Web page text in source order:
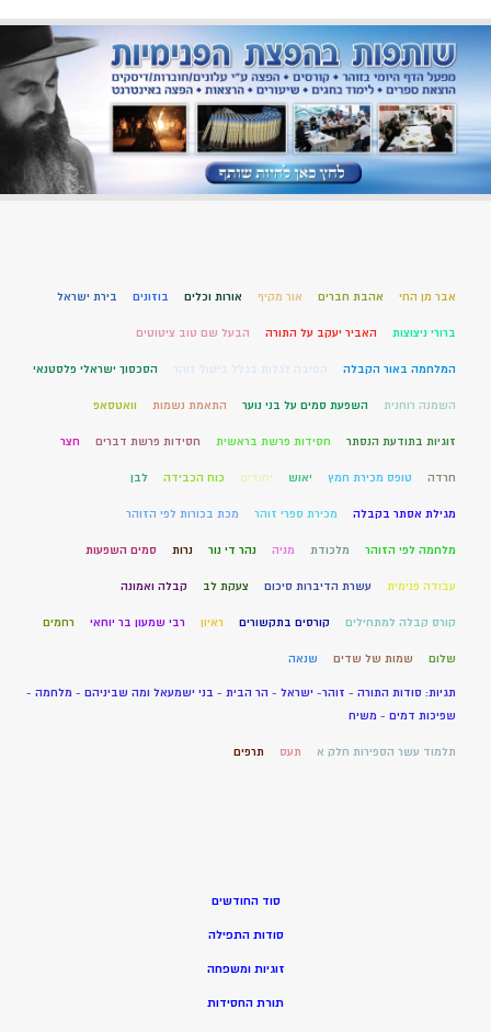
אבר מן החי אהבת חברים אור מקיף אורות וכלים בוזונים בירת ישראל
ברורי ניצוצות האביר יעקב על התורה הבעל שם טוב ציטוטים
המלחמה באור הקבלה הסיבה לגלות בגלל ביטול זוהר הסכסוך ישראלי פלסטנאי
השמנה רוחנית השפעת סמים על בני נוער התאמת נשמות וואטסאפ
זוגיות בתודעת הנסתר חסידות פרשת בראשית חסידות פרשת דברים חצר
חרדה טופס מכירת חמץ יאוש יחודים כוח הכבידה לבן
מגילת אסתר בקבלה מכירת ספרי זוהר מכת בכורות לפי הזוהר
מלחמה לפי הזוהר מלכודת מניה נהר די נור נרות סמים השפעות
עבודה פנימית עשרת הדיברות סיכום צעקת לב קבלה ואמונה
קורס קבלה למתחילים קורסים בתקשורים ראיון רבי שמעון בר יוחאי רחמים
שלום שמות של שדים שנאה
תגיות: סודות התורה - זוהר- ישראל - הר הבית - בני ישמעאל ומה שביניהם - מלחמה -
שפיכות דמים - משיח
תלמוד עשר הספירות חלק א תעס תרפים
סוד החודשים
סודות התפילה
זוגיות ומשפחה
תורת החסידות